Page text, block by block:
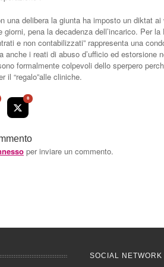
una delibera la giunta ha imposto un diktat
giorni, pena la decadenza dell’incarico. Per
e non contabilizzati” rappresenta una
anche i reati di abuso d’ufficio ed
formalmente colpevoli dello sperpero
il “regalo”alle cliniche.
0
per inviare un commento.
SOCIAL NETWORK